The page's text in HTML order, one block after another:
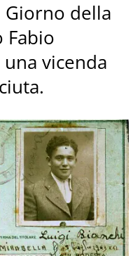
Giorno della
Fabio
vicenda